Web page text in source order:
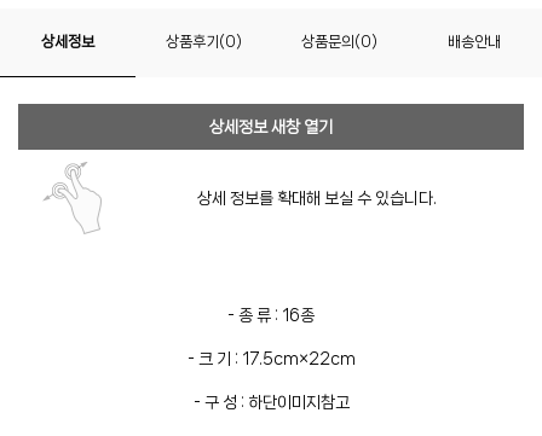
상세정보 상품후기(0) 상품문의(0) 배송안내
상세정보 새창 열기
상세 정보를 확대해 보실 수 있습니다.
- 종 류 : 16종
- 크 기 : 17.5cm×22cm
- 구 성 : 하단이미지참고